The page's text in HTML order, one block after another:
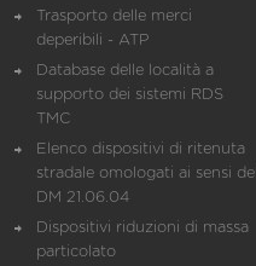
Trasporto delle merci
deperibili - ATP
Database delle località a
supporto dei sistemi RDS
TMC
Elenco dispositivi di ritenuta
stradale omologati ai sensi del
DM 21.06.04
Dispositivi riduzioni di massa
particolato